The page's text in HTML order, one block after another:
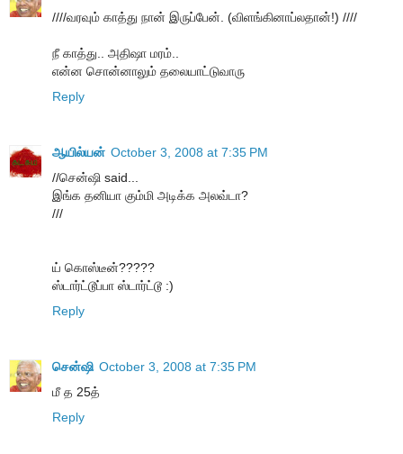
////வரவும் காத்து நான் இருப்பேன். (விளங்கினாப்லதான்!) ////
நீ காத்து.. அதிஷா மரம்..
என்ன சொன்னாலும் தலையாட்டுவாரு
Reply
ஆயில்யன் October 3, 2008 at 7:35 PM
//சென்ஷி said...
இங்க தனியா கும்மி அடிக்க அலவ்டா?
///
ய் கொஸ்டீன்?????
ஸ்டார்ட்டூப்பா ஸ்டார்ட்டூ :)
Reply
சென்ஷி October 3, 2008 at 7:35 PM
மீ த 25த்
Reply